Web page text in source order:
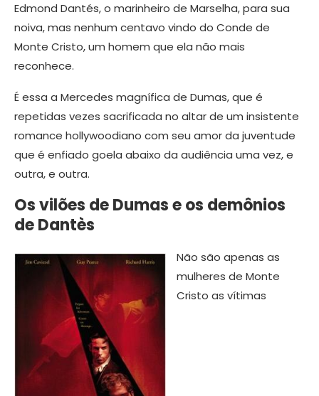
Edmond Dantés, o marinheiro de Marselha, para sua
noiva, mas nenhum centavo vindo do Conde de
Monte Cristo, um homem que ela não mais
reconhece.
É essa a Mercedes magnífica de Dumas, que é
repetidas vezes sacrificada no altar de um insistente
romance hollywoodiano com seu amor da juventude
que é enfiado goela abaixo da audiência uma vez, e
outra, e outra.
Os vilões de Dumas e os demônios
de Dantès
​Não são apenas as
mulheres de Monte
Cristo as vítimas